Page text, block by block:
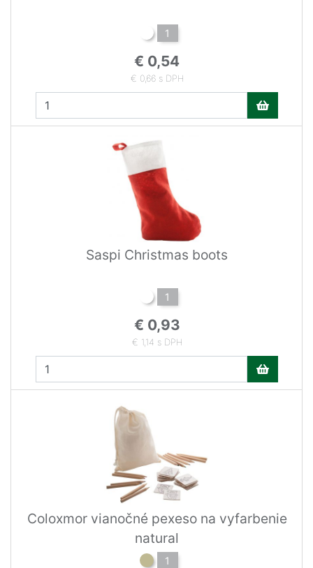
1
€ 0,54
€ 0,66 s DPH
Saspi Christmas boots
1
€ 0,93
€ 1,14 s DPH
Coloxmor vianočné pexeso na vyfarbenie
natural
1